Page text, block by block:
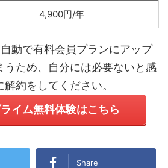
4,900円/年
動で有料会員プランにアップ
うため、自分には必要ないと感
約をしてください。
イム無料体験はこちら
Share